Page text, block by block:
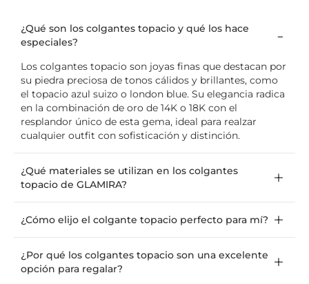
¿Qué son los colgantes topacio y qué los hace
especiales?
Los colgantes topacio son joyas finas que destacan por
su piedra preciosa de tonos cálidos y brillantes, como
el topacio azul suizo o london blue. Su elegancia radica
en la combinación de oro de 14K o 18K con el
resplandor único de esta gema, ideal para realzar
cualquier outfit con sofisticación y distinción.
¿Qué materiales se utilizan en los colgantes
topacio de GLAMIRA?
¿Cómo elijo el colgante topacio perfecto para mí?
¿Por qué los colgantes topacio son una excelente
opción para regalar?